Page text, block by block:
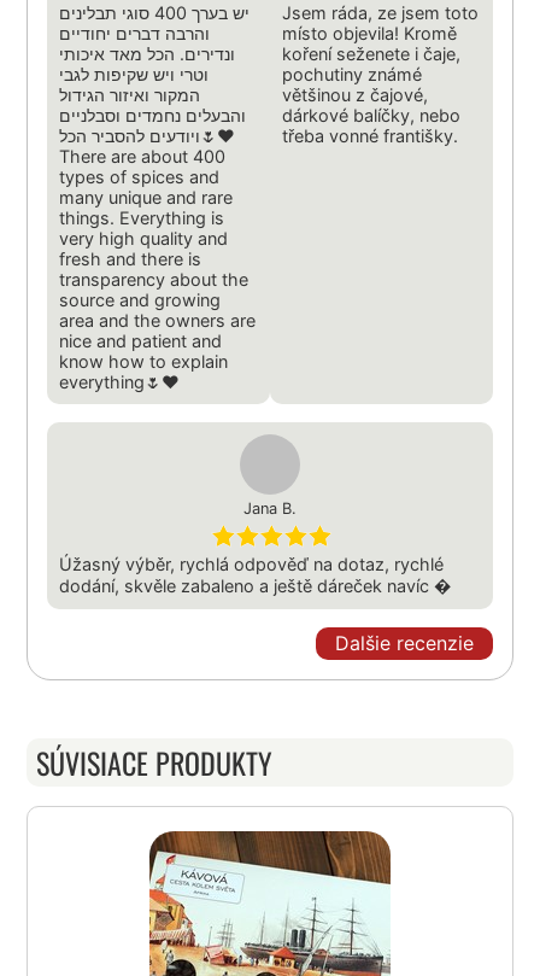
יש בערך 400 סוגי תבלינים
והרבה דברים יחודיים
ונדירים. הכל מאד איכותי
וטרי ויש שקיפות לגבי
המקור ואיזור הגידול
והבעלים נחמדים וסבלניים
ויודעים להסביר הכל🌷❤️
There are about 400
types of spices and
many unique and rare
things. Everything is
very high quality and
fresh and there is
transparency about the
source and growing
area and the owners are
nice and patient and
know how to explain
everything🌷❤️
Jsem ráda, ze jsem toto
místo objevila! Kromě
koření seženete i čaje,
pochutiny známé
většinou z čajové,
dárkové balíčky, nebo
třeba vonné františky.
Jana B.
Úžasný výběr, rychlá odpověď na dotaz, rychlé
dodání, skvěle zabaleno a ještě dáreček navíc �
Dalšie recenzie
SÚVISIACE PRODUKTY